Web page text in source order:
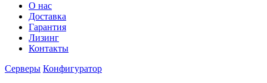
О нас
Доставка
Гарантия
Лизинг
Контакты
Серверы Конфигуратор